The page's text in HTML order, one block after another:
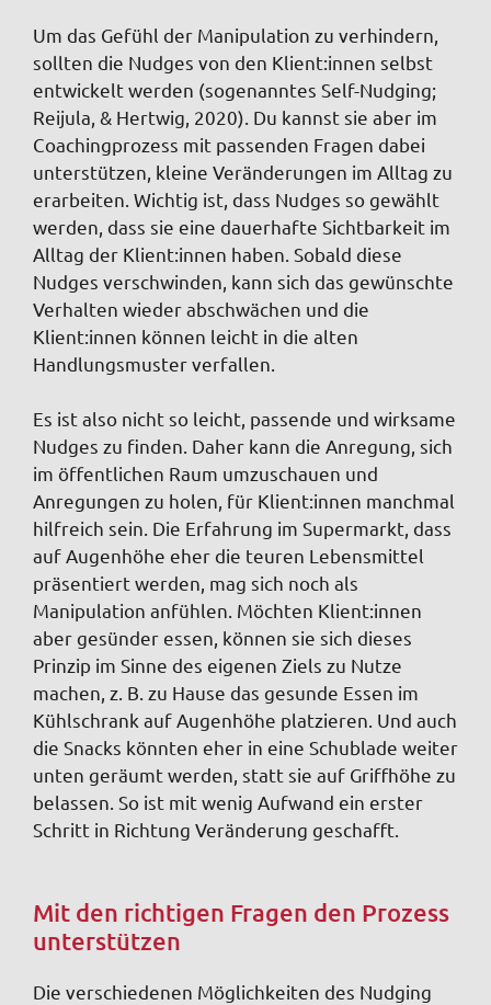
Um das Gefühl der Manipulation zu verhindern,
sollten die Nudges von den Klient:innen selbst
entwickelt werden (sogenanntes Self-Nudging;
Reijula, & Hertwig, 2020) . Du kannst sie aber im
Coachingprozess mit passenden Fragen dabei
unterstützen, kleine Veränderungen im Alltag zu
erarbeiten. Wichtig ist, dass Nudges so gewählt
werden, dass sie eine dauerhafte Sichtbarkeit im
Alltag der Klient:innen haben. Sobald diese
Nudges verschwinden, kann sich das gewünschte
Verhalten wieder abschwächen und die
Klient:innen können leicht in die alten
Handlungsmuster verfallen.
Es ist also nicht so leicht, passende und wirksame
Nudges zu finden. Daher kann die Anregung, sich
im öffentlichen Raum umzuschauen und
Anregungen zu holen, für Klient:innen manchmal
hilfreich sein. Die Erfahrung im Supermarkt, dass
auf Augenhöhe eher die teuren Lebensmittel
präsentiert werden, mag sich noch als
Manipulation anfühlen. Möchten Klient:innen
aber gesünder essen, können sie sich dieses
Prinzip im Sinne des eigenen Ziels zu Nutze
machen, z. B. zu Hause das gesunde Essen im
Kühlschrank auf Augenhöhe platzieren. Und auch
die Snacks könnten eher in eine Schublade weiter
unten geräumt werden, statt sie auf Griffhöhe zu
belassen. So ist mit wenig Aufwand ein erster
Schritt in Richtung Veränderung geschafft.
Mit den richtigen Fragen den Prozess
unterstützen
Die verschiedenen Möglichkeiten des Nudging